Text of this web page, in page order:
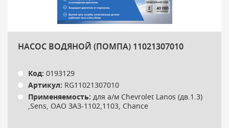
НАСОС ВОДЯНОЙ (ПОМПА) 11021307010
Код: 0193129
Артикул: RG11021307010
Применяемость: для а/м Chevrolet Lanos (дв.1.3)
,Sens, ОАО ЗАЗ-1102,1103, Chance